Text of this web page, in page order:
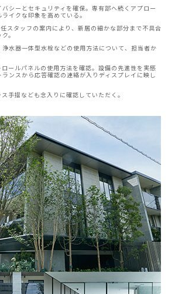
シーとセキュリティを確保。専有部へ続くアプロー
イクな印象を高めている。
スタッフの案内により、新居の細かな部分まで不具合
。
水器一体型水栓などの使用方法について、担当者か
ールパネルの使用方法を確認。設備の先進性を実感
ンスから応答確認の連絡が入りディスプレイに映し
手摺なども念入りに確認していただく。